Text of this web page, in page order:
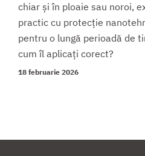
chiar și în ploaie sau noroi,
practic cu protecție
pentru o lungă perioadă de
cum îl aplicați corect?
18 februarie 2026